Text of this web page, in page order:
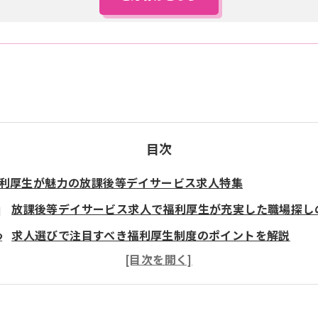
目次
厚生が魅力の放課後等デイサービス求人特集
放課後等デイサービス求人で福利厚生が充実した職場探し
求人選びで注目すべき福利厚生制度のポイントを解説
安心して働ける放課後等デイサービス求人の特徴とは
福利厚生が整った求人で叶える安定したキャリア形成